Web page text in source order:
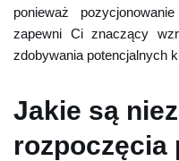
ponieważ
zapewni Ci znaczący
zdobywania potencjalnych
Jakie są
rozpoczęcia